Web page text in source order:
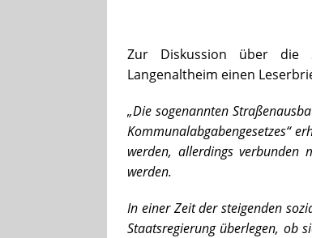
Zur Diskussion über die
Langenaltheim einen
„Die sogenannten
Kommunalabgabengesetzes“
werden, allerdings verbunden
werden.
In einer Zeit der steigenden
Staatsregierung überlegen, ob